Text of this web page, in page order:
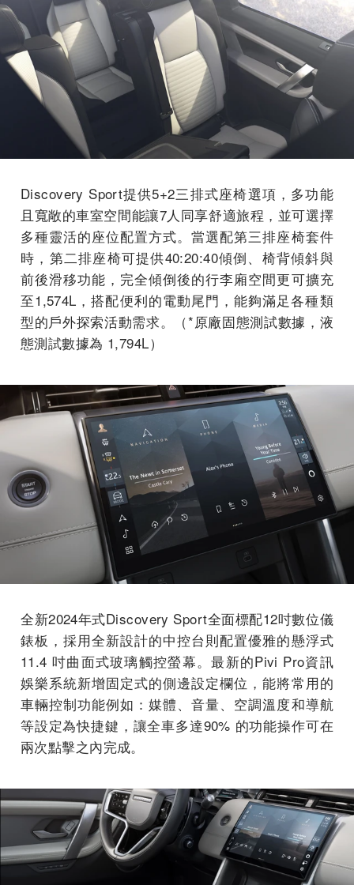
Discovery Sport提供5+2三排式座椅選項，多功能
且寬敞的車室空間能讓7人同享舒適旅程，並可選擇
多種靈活的座位配置方式。當選配第三排座椅套件
時，第二排座椅可提供40:20:40傾倒、椅背傾斜與
前後滑移功能，完全傾倒後的行李廂空間更可擴充
至1,574L，搭配便利的電動尾門，能夠滿足各種類
型的戶外探索活動需求。（*原廠固態測試數據，液
態測試數據為 1,794L）
全新2024年式Discovery Sport全面標配12吋數位儀
錶板，採用全新設計的中控台則配置優雅的懸浮式
11.4 吋曲面式玻璃觸控螢幕。最新的Pivi Pro資訊
娛樂系統新增固定式的側邊設定欄位，能將常用的
車輛控制功能例如：媒體、音量、空調溫度和導航
等設定為快捷鍵，讓全車多達90% 的功能操作可在
兩次點擊之內完成。